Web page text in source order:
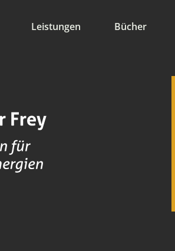
Leistungen Bücher